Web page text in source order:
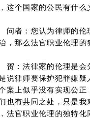
这个国家的公民有什
者：您认为律师的伦
，那么法官职业伦理
：法律家的伦理是会
说律师要保护犯罪嫌
案上似乎没有实现公
也有共同之处，只是
法官职业伦理的独特